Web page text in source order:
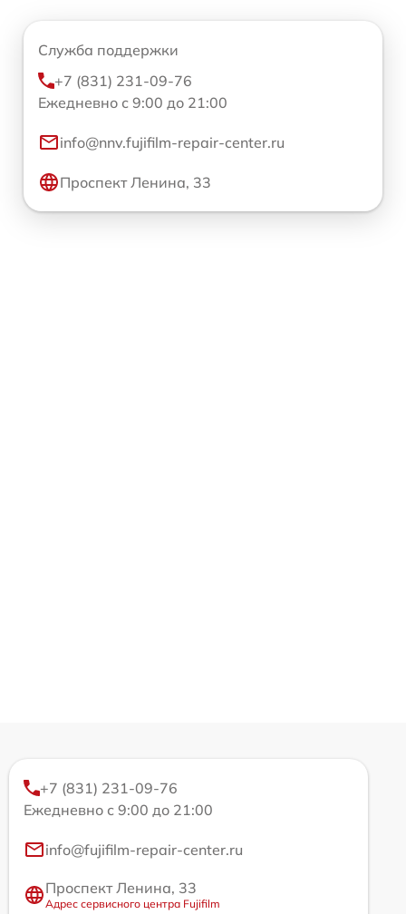
Служба поддержки
+7 (831) 231-09-76
Ежедневно с 9:00 до 21:00
info@nnv.fujifilm-repair-center.ru
Проспект Ленина, 33
+7 (831) 231-09-76
Ежедневно с 9:00 до 21:00
info@fujifilm-repair-center.ru
Проспект Ленина, 33
Адрес сервисного центра Fujifilm